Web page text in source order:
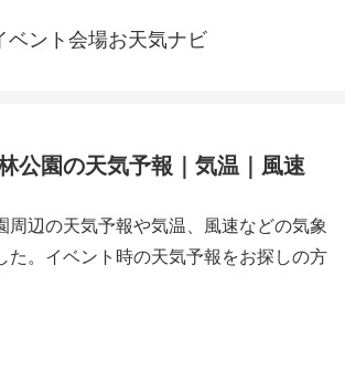
ベント会場お天気ナビ
公園の天気予報｜気温｜風速
周辺の天気予報や気温、風速などの気象
た。イベント時の天気予報をお探しの方